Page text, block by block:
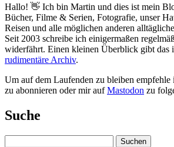
Hallo! 👋 Ich bin Martin und dies ist mein
Bücher, Filme & Serien, Fotografie, unser
Reisen und alle möglichen anderen
Seit 2003 schreibe ich einigermaßen
widerfährt. Einen kleinen Überblick gibt das
rudimentäre Archiv.
Um auf dem Laufenden zu bleiben empfehle
zu abonnieren oder mir aufMastodon zu
Suche
Suchen